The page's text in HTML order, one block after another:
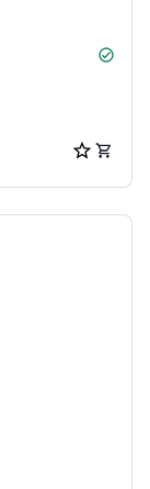
check_circle